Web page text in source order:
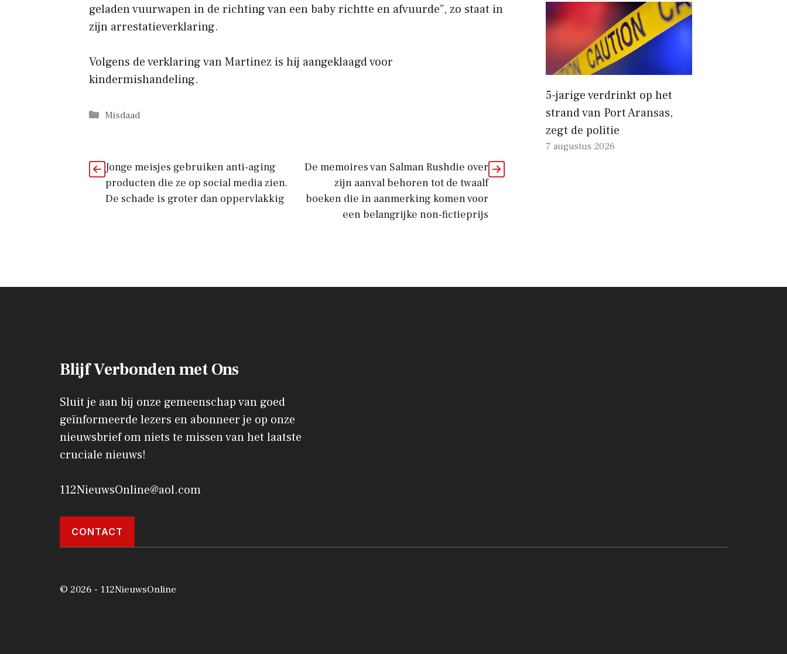
geladen vuurwapen in de richting van een baby richtte en afvuurde”, zo staat in
zijn arrestatieverklaring.
Volgens de verklaring van Martinez is hij aangeklaagd voor
kindermishandeling.
Categorieën
Misdaad
Jonge meisjes gebruiken anti-aging
producten die ze op social media zien.
De schade is groter dan oppervlakkig
De memoires van Salman Rushdie over
zijn aanval behoren tot de twaalf
boeken die in aanmerking komen voor
een belangrijke non-fictieprijs
5-jarige verdrinkt op het
strand van Port Aransas,
zegt de politie
7 augustus 2026
Blijf Verbonden met Ons
Sluit je aan bij onze gemeenschap van goed
geïnformeerde lezers en abonneer je op onze
nieuwsbrief om niets te missen van het laatste
cruciale nieuws!
112NieuwsOnline@aol.com
CONTACT
© 2026 - 112NieuwsOnline